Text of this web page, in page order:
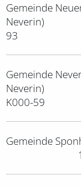
Gemeinde
93
Gemeinde
K000-59
Gemeinde